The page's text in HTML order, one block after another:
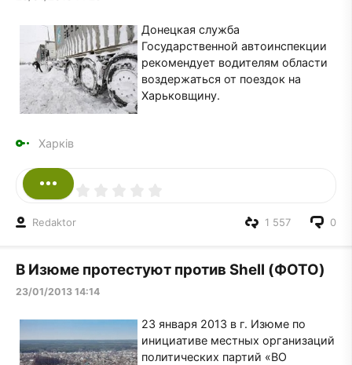
Донецкая служба
Государственной автоинспекции
рекомендует водителям области
воздержаться от поездок на
Харьковщину.
Харків
Redaktor 0
1 557
В Изюме протестуют против Shell (ФОТО)
23/01/2013 14:14
23 января 2013 в г. Изюме по
инициативе местных организаций
политических партий «ВО